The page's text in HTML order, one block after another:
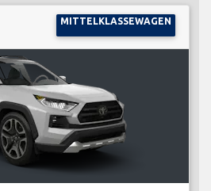
MITTELKLASSEWAGEN